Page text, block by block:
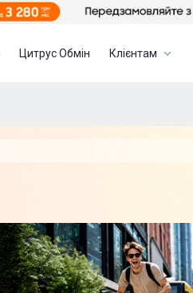
Цитрус Обмін Клієнтам